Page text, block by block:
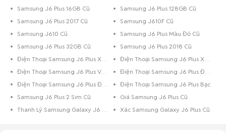
Samsung J6 Plus 16GB Cũ
Samsung J6 Plus 128GB Cũ
Samsung J6 Plus 2017 Cũ
Samsung J610F Cũ
Samsung J610 Cũ
Samsung J6 Plus Màu Đỏ Cũ
Samsung J6 Plus 32GB Cũ
Samsung J6 Plus 2018 Cũ
Điện Thoại Samsung J6 Plus Xanh Dương
Điện Thoại Samsung J6 Plus Xám
Điện Thoại Samsung J6 Plus Vàng
Điện Thoại Samsung J6 Plus Đen Bóng
Điện Thoại Samsung J6 Plus Đen
Điện Thoại Samsung J6 Plus Bạc
Samsung J6 Plus 2 Sim Cũ
Giá Samsung J6 Plus Cũ
Thanh Lý Samsung Galaxy J6 Plus Cũ
Xác Samsung Galaxy J6 Plus Cũ